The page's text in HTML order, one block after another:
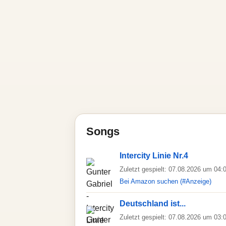
Songs
Intercity Linie Nr.4
Zuletzt gespielt: 07.08.2026 um
Bei Amazon suchen (#Anzeige)
Deutschland ist...
Zuletzt gespielt: 07.08.2026 um